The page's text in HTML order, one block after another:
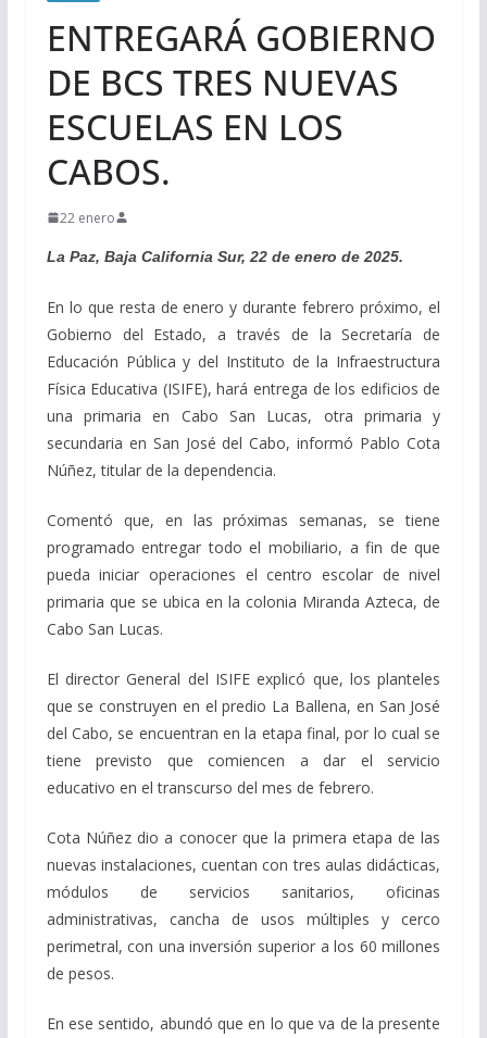
ENTREGARÁ GOBIERNO
DE BCS TRES NUEVAS
ESCUELAS EN LOS
CABOS.
22 enero
La Paz, Baja California Sur, 22 de enero de 2025.
En lo que resta de enero y durante febrero próximo, el
Gobierno del Estado, a través de la Secretaría de
Educación Pública y del Instituto de la Infraestructura
Física Educativa (ISIFE), hará entrega de los edificios de
una primaria en Cabo San Lucas, otra primaria y
secundaria en San José del Cabo, informó Pablo Cota
Núñez, titular de la dependencia.
Comentó que, en las próximas semanas, se tiene
programado entregar todo el mobiliario, a fin de que
pueda iniciar operaciones el centro escolar de nivel
primaria que se ubica en la colonia Miranda Azteca, de
Cabo San Lucas.
El director General del ISIFE explicó que, los planteles
que se construyen en el predio La Ballena, en San José
del Cabo, se encuentran en la etapa final, por lo cual se
tiene previsto que comiencen a dar el servicio
educativo en el transcurso del mes de febrero.
Cota Núñez dio a conocer que la primera etapa de las
nuevas instalaciones, cuentan con tres aulas didácticas,
módulos de servicios sanitarios, oficinas
administrativas, cancha de usos múltiples y cerco
perimetral, con una inversión superior a los 60 millones
de pesos.
En ese sentido, abundó que en lo que va de la presente